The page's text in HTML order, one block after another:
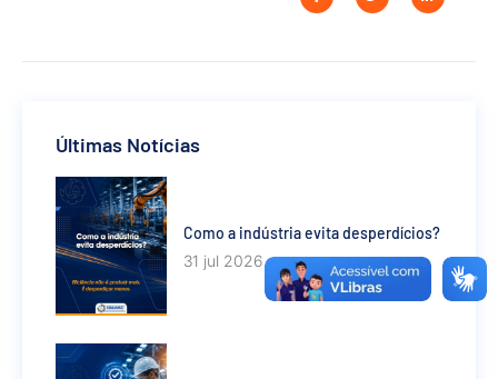
Últimas Notícias
Como a indústria evita desperdícios?
31 jul 2026